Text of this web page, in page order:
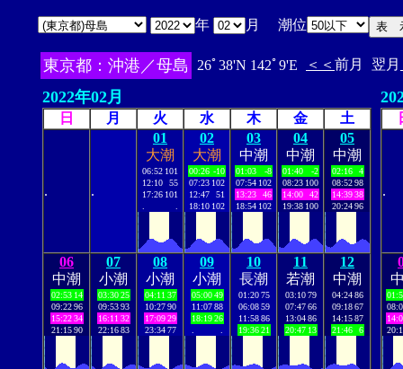
年 月 潮位
東京都：沖港／母島 26ﾟ38'N 142ﾟ9'E ＜＜ 前月 翌月
2022年02月
日 月 火 水 木 金 土
. .
01
大潮
06:52 101
12:10
55
17:26 101
02
大潮
00:26 -10
07:23 102
12:47
51
18:10 102
03
中潮
01:03
-8
07:54 102
13:23
46
18:54 102
04
中潮
01:40
-2
08:23 100
14:00
42
19:38 100
05
中潮
02:16
4
08:52 98
14:39 38
20:24 96
06
中潮
02:53 14
09:22 96
15:22 34
21:15 90
07
小潮
03:30 25
09:53 93
16:11 32
22:16 83
08
小潮
04:11 37
10:27 90
17:09 29
23:34 77
09
小潮
05:00 49
11:07 88
18:19 26
10
長潮
01:20 75
06:08 59
11:58 86
19:36 21
11
若潮
03:10 79
07:47 66
13:04 86
20:47 13
12
中潮
04:24 86
09:18 67
14:15 87
21:46
6
.